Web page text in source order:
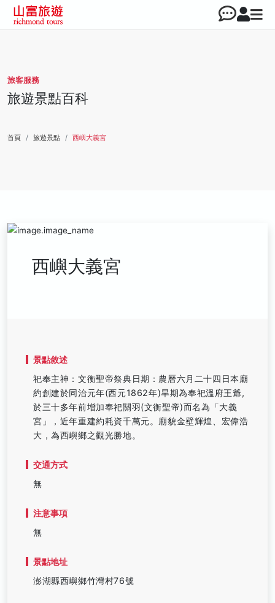
旅客服務
旅遊景點百科
首頁 旅遊景點 西嶼大義宮
西嶼大義宮
景點敘述
祀奉主神：文衡聖帝祭典日期：農曆六月二十四日本廟
約創建於同治元年(西元1862年)旱期為奉祀溫府王爺,
於三十多年前增加奉祀關羽(文衡聖帝)而名為「大義
宮」，近年重建約耗資千萬元。廟貌金壁輝煌、宏偉浩
大，為西嶼鄉之觀光勝地。
交通方式
無
注意事項
無
景點地址
澎湖縣西嶼鄉竹灣村76號